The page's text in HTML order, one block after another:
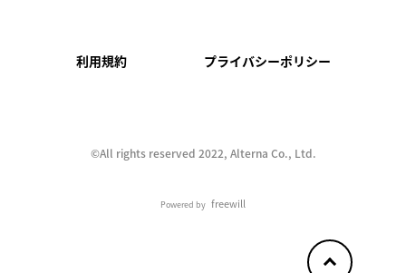
利用規約 プライバシーポリシー
©︎All rights reserved 2022, Alterna Co., Ltd.
Powered by freewill